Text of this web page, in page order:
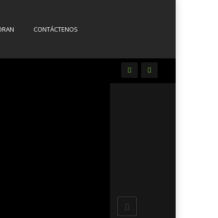
CONTÁCTENOS